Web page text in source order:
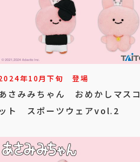
年10月下旬 登場
あさみみちゃん おめかしマスコ
ット スポーツウェアvol.2